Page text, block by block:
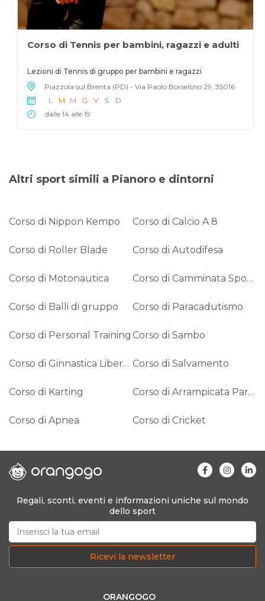
Corso di Tennis per bambini, ragazzi e adulti
Lezioni di Tennis di gruppo per bambini e ragazzi
Piazzola sul Brenta (PD) - Via Paolo Borsellino 29, 35016
L
M M G V S
D
dalle 14 alle 19
Altri sport simili a Pianoro e dintorni
Corso di Nippon Kempo Corso di Calcio A 8
Corso di Roller Blade Corso di Autodifesa
Corso di Motonautica Corso di Camminata Sportiva
Corso di Balli di gruppo Corso di Paracadutismo
Corso di Personal Training Corso di Sambo
Corso di Ginnastica Libera - Coreagrafia Corso di Salvamento
Corso di Karting Corso di Arrampicata Paralimpica
Corso di Apnea Corso di Cricket
Regali, sconti, eventi e informazioni uniche sul mondo
dello sport
Ricevi la newsletter
ORANGOGO